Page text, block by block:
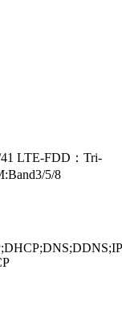
LTE-FDD：Tri-
5/8